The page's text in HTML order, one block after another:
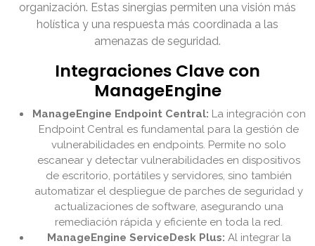
organización. Estas sinergias permiten una visión más
holística y una respuesta más coordinada a las
amenazas de seguridad.
Integraciones Clave con
ManageEngine
ManageEngine Endpoint Central: La integración con
Endpoint Central es fundamental para la gestión de
vulnerabilidades en endpoints. Permite no solo
escanear y detectar vulnerabilidades en dispositivos
de escritorio, portátiles y servidores, sino también
automatizar el despliegue de parches de seguridad y
actualizaciones de software, asegurando una
remediación rápida y eficiente en toda la red.
ManageEngine ServiceDesk Plus: Al integrar la